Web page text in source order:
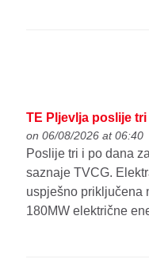
TE Pljevlja poslije
on 06/08/2026 at 06:40
Poslije tri i po dana
saznaje TVCG.
uspješno priključena
180MW električne